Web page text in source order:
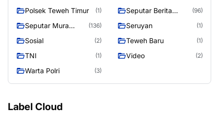
Polsek Teweh Timur (1)
Seputar Berita
(96)
Seputar Mura
(136) Seruyan (1)
Sosial (2) Teweh Baru (1)
TNI (1) Video (2)
Warta Polri (3)
Label Cloud